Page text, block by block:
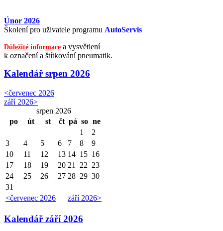
Únor 2026
Školení pro uživatele programu AutoServis
Důležité informace a vysvětlení
k označení a štítkování pneumatik.
Kalendář srpen 2026
<červenec 2026
září 2026>
srpen 2026
po
út st čt pá so ne
<červenec 2026 září 2026>
1
2
3
4 5 6 7 8
9
10
11 12 13 14 15 16
17
18 19 20 21 22 23
24
25 26 27 28 29 30
31
Kalendář září 2026